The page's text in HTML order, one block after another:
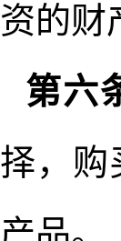
资的财
第六
择，购